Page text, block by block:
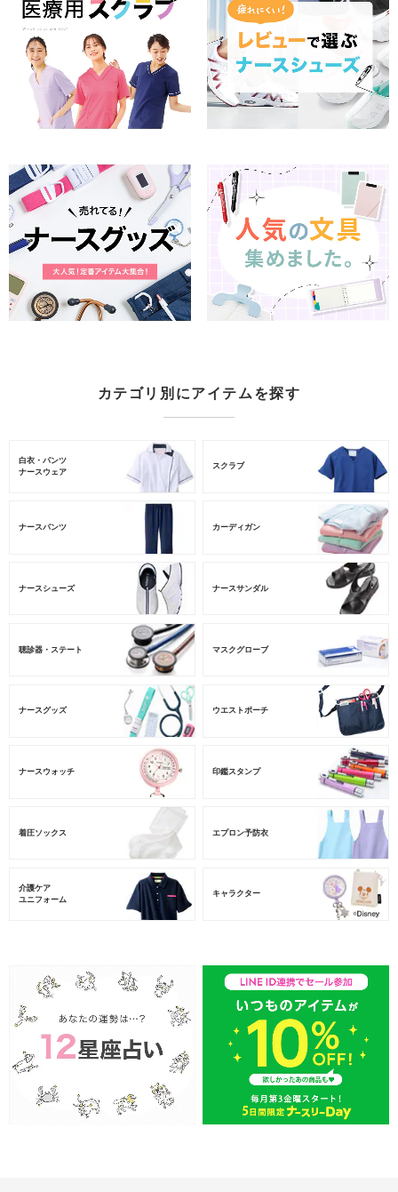
カテゴリ別にアイテムを探す
白衣・パンツ
ナースウェア
スクラブ
ナースパンツ カーディガン
ナースシューズ ナースサンダル
聴診器・ステート マスクグローブ
ナースグッズ ウエストポーチ
ナースウォッチ 印鑑スタンプ
着圧ソックス エプロン予防衣
介護ケア
ユニフォーム
キャラクター